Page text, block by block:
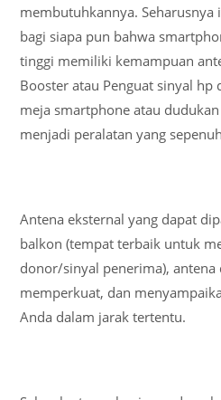
membutuhkannya.
bagi siapa pun bahwa
tinggi memiliki kemampuan
Booster atau Penguat sinyal hp
meja smartphone atau
menjadi peralatan yang
Antena eksternal yang dapat
balkon (tempat terbaik untuk
donor/sinyal penerima), antena
memperkuat, dan
Anda dalam jarak tertentu.